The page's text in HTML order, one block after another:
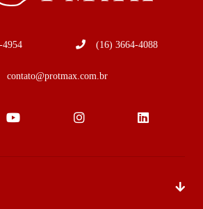
4954 (16) 3664-4088
contato@protmax.com.br